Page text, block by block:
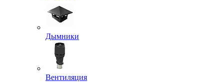
Дымники
Вентиляция